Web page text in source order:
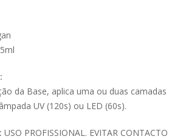
da Base, aplica uma ou duas camadas
UV (120s) ou LED (60s).
USO PROFISSIONAL. EVITAR